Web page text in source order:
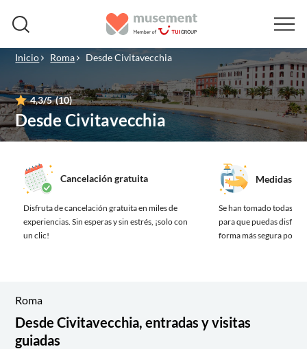
Inicio Roma Desde Civitavecchia
4,3/5 (10)
Desde Civitavecchia
Cancelación gratuita
Disfruta de cancelación gratuita en miles de
experiencias. Sin esperas y sin estrés, ¡solo con
un clic!
Medidas
Se han tomado todas
para que puedas
forma más segura
Roma
Desde Civitavecchia, entradas y visitas
guiadas